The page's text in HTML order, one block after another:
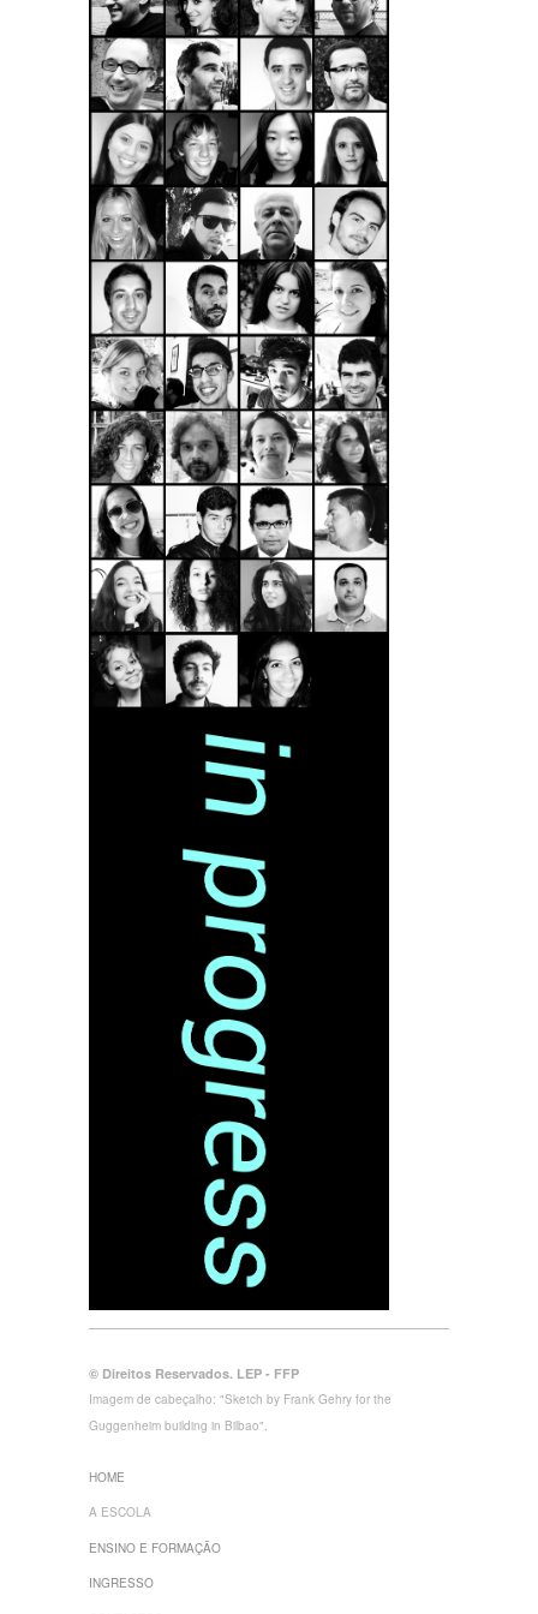
© Direitos Reservados. LEP - FFP
Imagem de cabeçalho: "Sketch by Frank Gehry for the
Guggenheim building in Bilbao".
HOME
A ESCOLA
ENSINO E FORMAÇÃO
INGRESSO